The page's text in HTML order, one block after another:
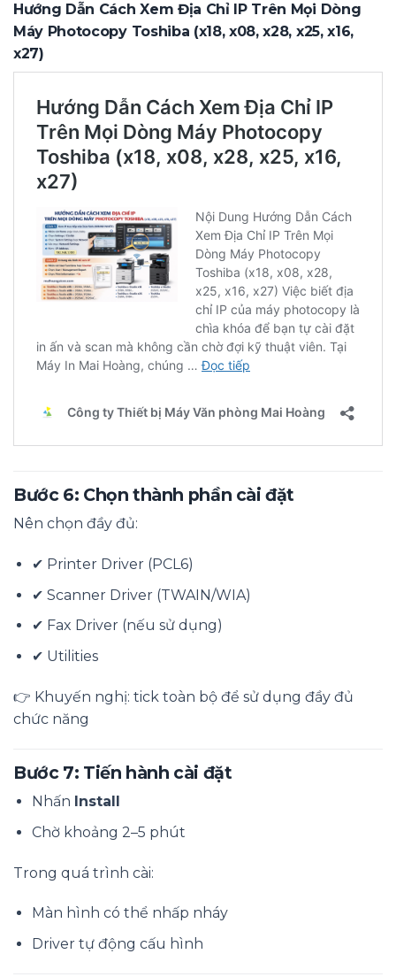
Hướng Dẫn Cách Xem Địa Chỉ IP Trên Mọi Dòng
Máy Photocopy Toshiba (x18, x08, x28, x25, x16,
x27)
Bước 6: Chọn thành phần cài đặt
Nên chọn đầy đủ:
✔ Printer Driver (PCL6)
✔ Scanner Driver (TWAIN/WIA)
✔ Fax Driver (nếu sử dụng)
✔ Utilities
👉 Khuyến nghị: tick toàn bộ để sử dụng đầy đủ
chức năng
Bước 7: Tiến hành cài đặt
Nhấn Install
Chờ khoảng 2–5 phút
Trong quá trình cài:
Màn hình có thể nhấp nháy
Driver tự động cấu hình